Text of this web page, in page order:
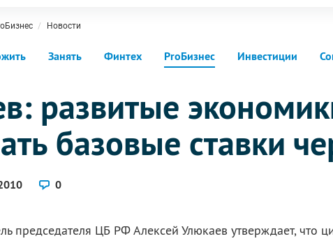
Новости
Занять Финтех ProБизнес Инвестиции
развитые
базовые ставки
0
председателя ЦБ РФ Алексей Улюкаев утверждает, что